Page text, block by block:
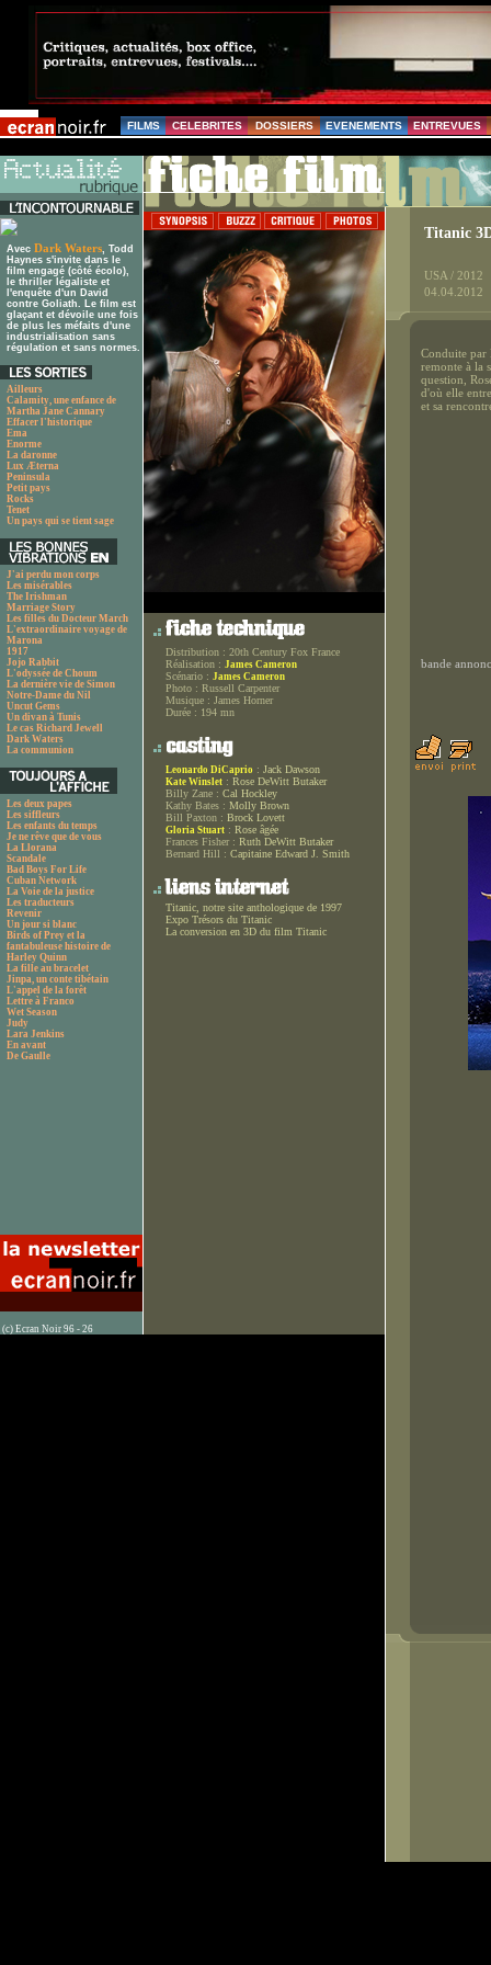
FILMS CELEBRITES DOSSIERS EVENEMENTS ENTREVUES
Avec Dark Waters, Todd
Haynes s'invite dans le
film engagé (côté écolo),
le thriller légaliste et
l'enquête d'un David
contre Goliath. Le film est
glaçant et dévoile une fois
de plus les méfaits d'une
industrialisation sans
régulation et sans normes.
Ailleurs
Calamity, une enfance de
Martha Jane Cannary
Effacer l'historique
Ema
Enorme
La daronne
Lux Æterna
Peninsula
Petit pays
Rocks
Tenet
Un pays qui se tient sage
J'ai perdu mon corps
Les misérables
The Irishman
Marriage Story
Les filles du Docteur March
L'extraordinaire voyage de
Marona
1917
Jojo Rabbit
L'odyssée de Choum
La dernière vie de Simon
Notre-Dame du Nil
Uncut Gems
Un divan à Tunis
Le cas Richard Jewell
Dark Waters
La communion
Les deux papes
Les siffleurs
Les enfants du temps
Je ne rêve que de vous
La Llorana
Scandale
Bad Boys For Life
Cuban Network
La Voie de la justice
Les traducteurs
Revenir
Un jour si blanc
Birds of Prey et la
fantabuleuse histoire de
Harley Quinn
La fille au bracelet
Jinpa, un conte tibétain
L'appel de la forêt
Lettre à Franco
Wet Season
Judy
Lara Jenkins
En avant
De Gaulle
(c) Ecran Noir 96 - 26
Distribution : 20th Century Fox France
Réalisation : James Cameron
Scénario : James Cameron
Photo : Russell Carpenter
Musique : James Horner
Durée : 194 mn
Leonardo DiCaprio : Jack Dawson
Kate Winslet : Rose DeWitt Butaker
Billy Zane : Cal Hockley
Kathy Bates : Molly Brown
Bill Paxton : Brock Lovett
Gloria Stuart : Rose âgée
Frances Fisher : Ruth DeWitt Butaker
Bernard Hill : Capitaine Edward J. Smith
Titanic, notre site anthologique de 1997
Expo Trésors du Titanic
La conversion en 3D du film Titanic
Titanic
USA / 2012
04.04.2012
Conduite par
remonte à la
question,
d'où elle
et sa
bande